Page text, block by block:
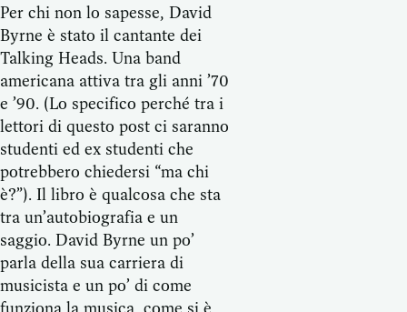
Per chi non lo sapesse, David
Byrne è stato il cantante dei
Talking Heads. Una band
americana attiva tra gli anni ’70
e ’90. (Lo specifico perché tra i
lettori di questo post ci saranno
studenti ed ex studenti che
potrebbero chiedersi “ma chi
è?”). Il libro è qualcosa che sta
tra un’autobiografia e un
saggio. David Byrne un po’
parla della sua carriera di
musicista e un po’ di come